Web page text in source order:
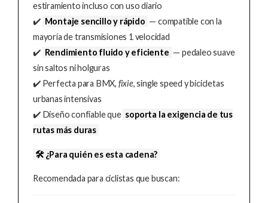
estiramiento incluso con uso diario
✔️ Montaje sencillo y rápido — compatible con la
mayoría de transmisiones 1 velocidad
✔️ Rendimiento fluido y eficiente — pedaleo suave
sin saltos ni holguras
✔️ Perfecta para BMX, fixie, single speed y bicicletas
urbanas intensivas
✔️ Diseño confiable que soporta la exigencia de tus
rutas más duras
🛠️ ¿Para quién es esta cadena?
Recomendada para ciclistas que buscan: